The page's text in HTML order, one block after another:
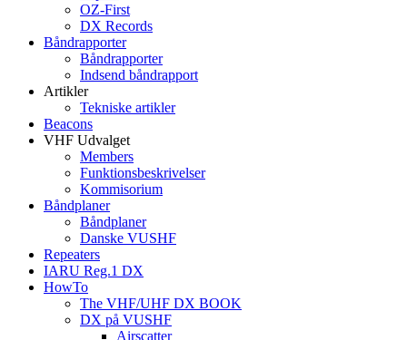
OZ-First
DX Records
Båndrapporter
Båndrapporter
Indsend båndrapport
Artikler
Tekniske artikler
Beacons
VHF Udvalget
Members
Funktionsbeskrivelser
Kommisorium
Båndplaner
Båndplaner
Danske VUSHF
Repeaters
IARU Reg.1 DX
HowTo
The VHF/UHF DX BOOK
DX på VUSHF
Airscatter